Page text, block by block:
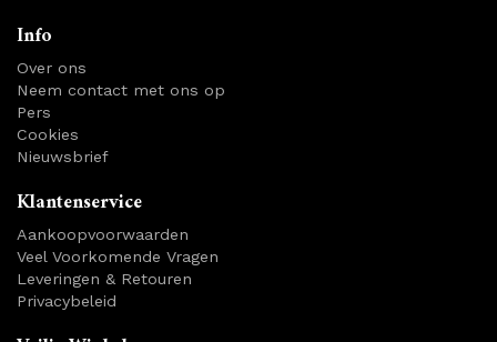
Info
Over ons
Neem contact met ons op
Pers
Cookies
Nieuwsbrief
Klantenservice
Aankoopvoorwaarden
Veel Voorkomende Vragen
Leveringen & Retouren
Privacybeleid